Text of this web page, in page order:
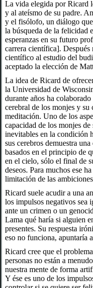
La vida elegida por Ricard
y al ateísmo de su padre.
y el fisólofo, un diálogo
la búsqueda de la felicidad
esperanzas en su futuro
carrera científica]. Después
científico al estudio del
aceptado la elección de
La idea de Ricard de
la Universidad de
durante años ha
cerebral de los monjes y su
meditación. Uno de los
capacidad de los monjes
inevitables en la condición
sus cerebros demuestra
basados en el principio de
en el cielo, sólo el final de
deseos. Para muchos ese
limitación de las
Ricard suele acudir a una
los impulsos negativos sea
ante un crimen o un
Lama qué haría si alguien
presentes. Su respuesta
eso no funciona, apuntaría
Ricard cree que el
personas no están a
nuestra mente de forma
Y ése es uno de los